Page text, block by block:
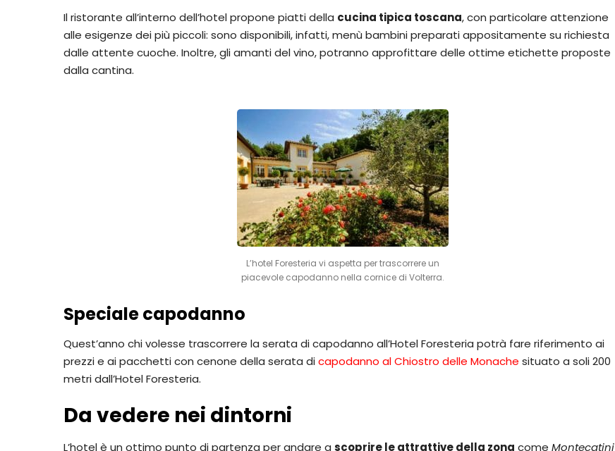
Il ristorante all’interno dell’hotel propone piatti della cucina tipica toscana, con particolare attenzione
alle esigenze dei più piccoli: sono disponibili, infatti, menù bambini preparati appositamente su richiesta
dalle attente cuoche. Inoltre, gli amanti del vino, potranno approfittare delle ottime etichette proposte
dalla cantina.
L’hotel Foresteria vi aspetta per trascorrere un
piacevole capodanno nella cornice di Volterra.
Speciale capodanno
Quest’anno chi volesse trascorrere la serata di capodanno all’Hotel Foresteria potrà fare riferimento ai
prezzi e ai pacchetti con cenone della serata dicapodanno al Chiostro delle Monache situato a soli 200
metri dall’Hotel Foresteria.
Da vedere nei dintorni
L’hotel è un ottimo punto di partenza per andare a scoprire le attrattive della zona come Montecatini